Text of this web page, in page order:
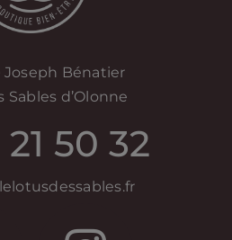
Joseph Bénatier
Sables d’Olonne
21 50 32